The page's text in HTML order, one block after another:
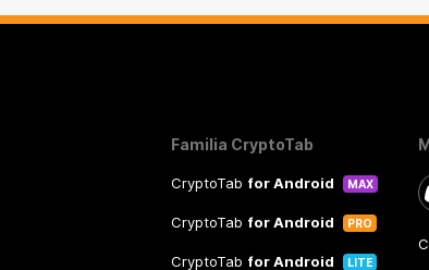
Familia CryptoTab
CryptoTab for Android MAX
CryptoTab for Android PRO
CryptoTab for Android LITE